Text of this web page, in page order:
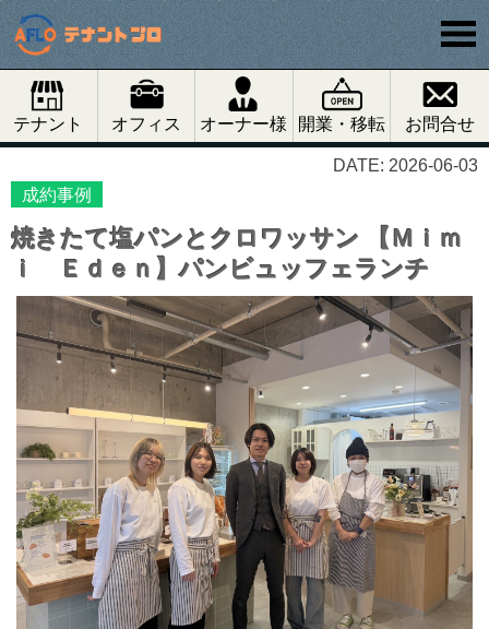
テナント オフィス オーナー様 開業・移転 お問合せ
DATE: 2026-06-03
成約事例
焼きたて塩パンとクロワッサン 【Ｍｉｍ
ｉ Ｅｄｅｎ】パンビュッフェランチ